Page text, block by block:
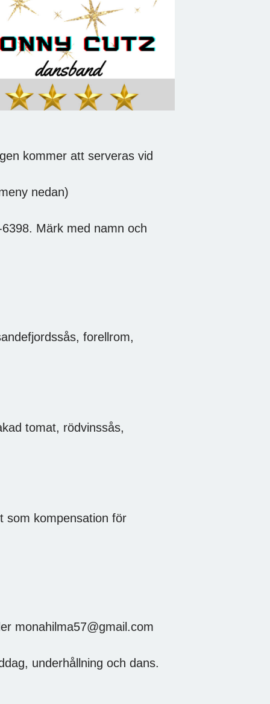
kommer att serveras vid
nedan)
Märk med namn och
forellrom,
tomat, rödvinssås,
som kompensation för
monahilma57@gmail.com
underhållning och dans.